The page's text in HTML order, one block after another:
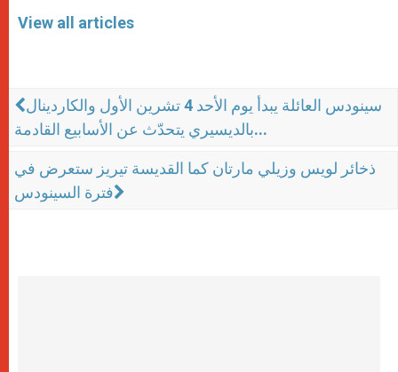
View all articles
سينودس العائلة يبدأ يوم الأحد 4 تشرين الأول والكاردينال
بالديسيري يتحدّث عن الأسابيع القادمة...
ذخائر لويس وزيلي مارتان كما القديسة تيريز ستعرض في
فترة السينودس